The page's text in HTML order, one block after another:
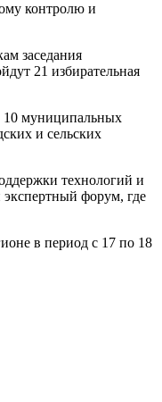
контролю и
заседания
21 избирательная
10 муниципальных
и сельских
технологий и
форум, где
в период с 17 по 18